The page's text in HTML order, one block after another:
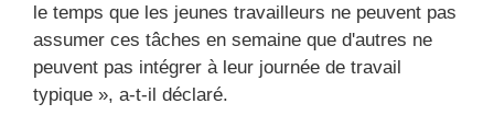
le temps que les jeunes travailleurs ne peuvent pas
assumer ces tâches en semaine que d'autres ne
peuvent pas intégrer à leur journée de travail
typique », a-t-il déclaré.